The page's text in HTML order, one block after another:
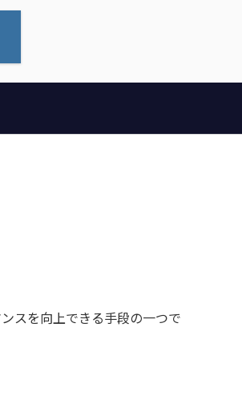
スを向上できる手段の一つで